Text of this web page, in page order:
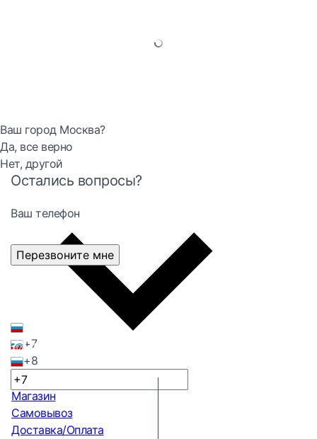
Ваш город Москва?
Да, все верно
Нет, другой
Остались вопросы?
Ваш телефон
+7
+8
Перезвоните мне
Магазин
Самовывоз
Доставка/Оплата